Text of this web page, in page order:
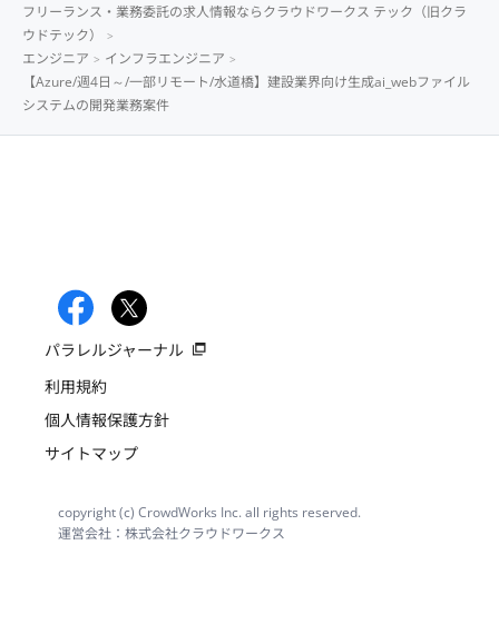
フリーランス・業務委託の求人情報ならクラウドワークス テック（旧クラ
ウドテック）
エンジニア
インフラエンジニア
【Azure/週4日～/一部リモート/水道橋】建設業界向け生成ai_webファイル
システムの開発業務案件
パラレルジャーナル
利用規約
個人情報保護方針
サイトマップ
copyright (c) CrowdWorks Inc. all rights reserved.
運営会社：株式会社クラウドワークス